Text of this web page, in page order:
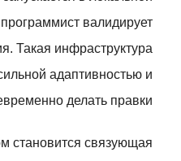
валидирует
Такая инфраструктура
адаптивностью и
делать правки.
становится связующая